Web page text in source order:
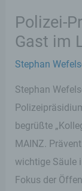
Polizei-
Gast im
Stephan
Stephan
begrüßte
MAINZ.
wichtige Säule
Fokus der